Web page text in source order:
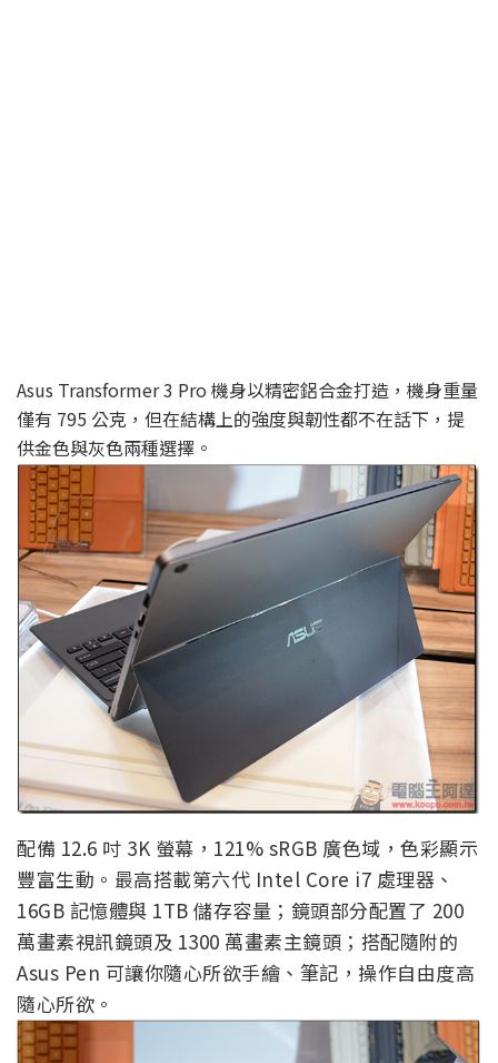
Asus Transformer 3 Pro 機身以精密鋁合金打造，機身重量
僅有 795 公克，但在結構上的強度與韌性都不在話下，提
供金色與灰色兩種選擇。
配備 12.6 吋 3K 螢幕，121% sRGB 廣色域，色彩顯示
豐富生動。最高搭載第六代 Intel Core i7 處理器、
16GB 記憶體與 1TB 儲存容量；鏡頭部分配置了 200
萬畫素視訊鏡頭及 1300 萬畫素主鏡頭；搭配隨附的
Asus Pen 可讓你隨心所欲手繪、筆記，操作自由度高
隨心所欲。